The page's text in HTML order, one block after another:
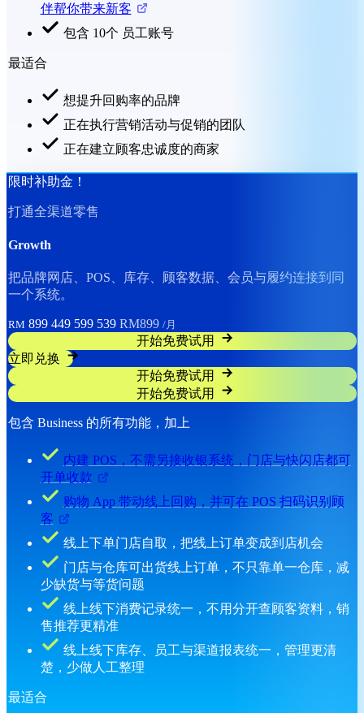
伴帮你带来新客
包含 10个 员工账号
最适合
想提升回购率的品牌
正在执行营销活动与促销的团队
正在建立顾客忠诚度的商家
限时补助金！
打通全渠道零售
Growth
把品牌网店、POS、库存、顾客数据、会员与履约连接到同
一个系统。
RM 899 449 599 539 RM899 /月
开始免费试用
立即兑换
开始免费试用
开始免费试用
包含 Business 的所有功能，加上
内建 POS，不需另接收银系统，门店与快闪店都可
开单收款
购物 App 带动线上回购，并可在 POS 扫码识别顾
客
线上下单门店自取，把线上订单变成到店机会
门店与仓库可出货线上订单，不只靠单一仓库，减
少缺货与等货问题
线上线下消费记录统一，不用分开查顾客资料，销
售推荐更精准
线上线下库存、员工与渠道报表统一，管理更清
楚，少做人工整理
最适合